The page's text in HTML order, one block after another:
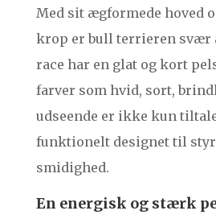
Med sit ægformede hoved
krop er bull terrieren svær
race har en glat og kort
farver som hvid, sort,
udseende er ikke kun
funktionelt designet til
smidighed.
En energisk og stærk